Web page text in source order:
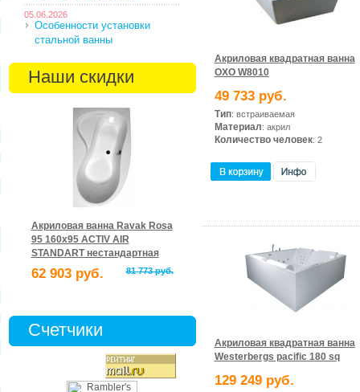
05.06.2026
Особенности установки
стальной ванны
Наши скидки
Акриловая ванна Ravak Rosa
95 160x95 ACTIV AIR
STANDART нестандартная
62 903 руб. 81 773 руб.
Счетчики
Акриловая квадратная ванна
OXO W8010
49 733 руб.
Тип: встраиваемая
Материал: акрил
Количество человек: 2
Акриловая квадратная ванна
Westerbergs pacific 180 sq
129 249 руб.